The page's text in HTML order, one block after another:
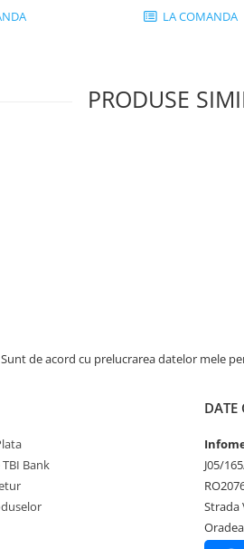
LA COMANDA
PRODUSE
de acord cu prelucrarea datelor mele
Bank
DATE
J05/
Strada